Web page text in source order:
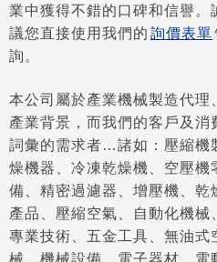
業中獲得不錯的口碑和信譽。
議您直接使用我們的 詢價表單
詢。
本公司屬於產業機械製造代理
產業背景，而我們的客戶及消
詞彙的需求者…諸如：壓縮機
燥機器、冷凍乾燥機、空壓機
備、精密過濾器、增壓機、乾
產品、壓縮空氣、自動化機械
專業技術、五金工具、無油式
械、機械設備、電子器材、電